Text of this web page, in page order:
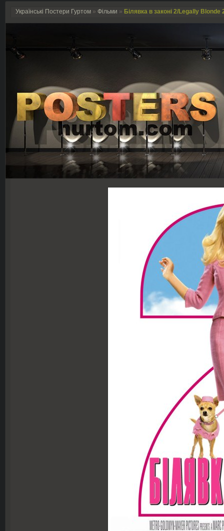
Українські Постери Гуртом » Фільми » Білявка в законі 2/Legally